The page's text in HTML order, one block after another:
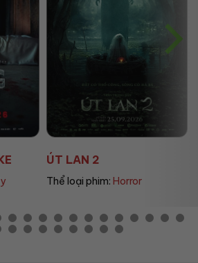
MẸ MÌN
Thể loại phim:Drama